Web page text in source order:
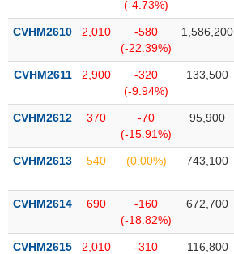
yết
sung
niêm
yết
Theo
dõi
biệt
được
(-4.73%)
CVHM2610 2,010
-580
(-22.39%)
1,586,200
CVHM2611 2,900
-320
(-9.94%)
133,500
CVHM2612 370
-70
(-15.91%)
95,900
CVHM2613 540 (0.00%) 743,100
CVHM2614 690
-160
(-18.82%)
672,700
CVHM2615 2,010
-310
116,800
TRÁI
CÔNG
ĐẦU
TƯ